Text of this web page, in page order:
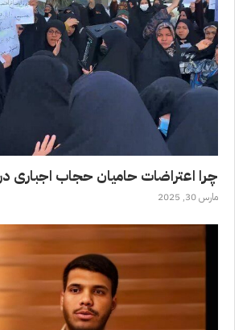
چرا اعتراضات حامیان حجاب اجباری در
مارس 30, 2025